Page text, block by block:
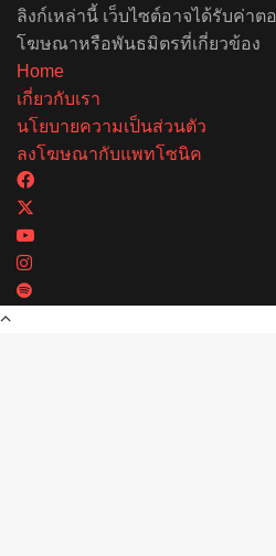
ลิงก์เหล่านี้ เว็บไซต์อาจได้รับค่า
โฆษณาหรือพันธมิตรที่เกี่ยวข้อง
Home
เกี่ยวกับเรา
นโยบายความเป็นส่วนตัว
ลงโฆษณากับแพทโซนิค